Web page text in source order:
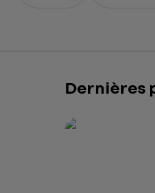
Dernières
Rapport intégré
Présentation